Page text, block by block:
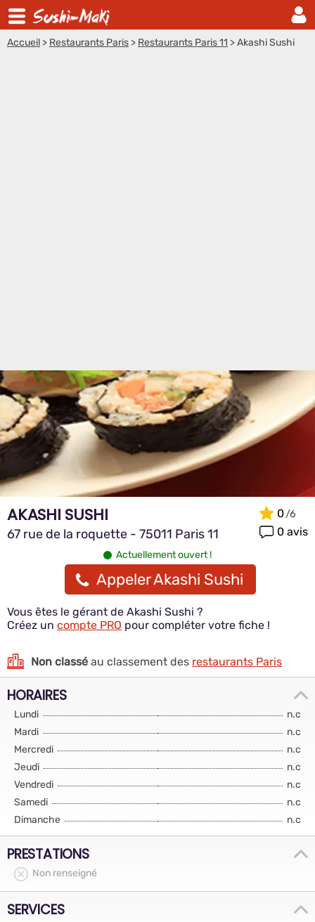
Accueil > Restaurants Paris > Restaurants Paris 11 >Akashi Sushi
AKASHI SUSHI
67 rue de la roquette - 75011 Paris 11
0
0 avis
Actuellement ouvert !
Appeler Akashi Sushi
Vous êtes le gérant de Akashi Sushi ?
Créez un compte PRO pour compléter votre fiche !
Non classé au classement des restaurants Paris
HORAIRES
Lundi
n.c
Mardi
n.c
Mercredi
n.c
Jeudi
n.c
Vendredi
n.c
Samedi
n.c
Dimanche
n.c
PRESTATIONS
Non renseigné
SERVICES